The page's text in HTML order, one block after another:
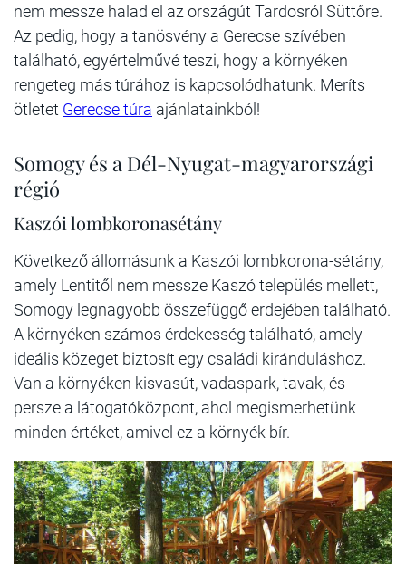
nem messze halad el az országút Tardosról Süttőre.
Az pedig, hogy a tanösvény a Gerecse szívében
található, egyértelművé teszi, hogy a környéken
rengeteg más túrához is kapcsolódhatunk. Meríts
ötletet Gerecse túra ajánlatainkból!
Somogy és a Dél-Nyugat-magyarországi
régió
Kaszói lombkoronasétány
Következő állomásunk a Kaszói lombkorona-sétány,
amely Lentitől nem messze Kaszó település mellett,
Somogy legnagyobb összefüggő erdejében található.
A környéken számos érdekesség található, amely
ideális közeget biztosít egy családi kiránduláshoz.
Van a környéken kisvasút, vadaspark, tavak, és
persze a látogatóközpont, ahol megismerhetünk
minden értéket, amivel ez a környék bír.